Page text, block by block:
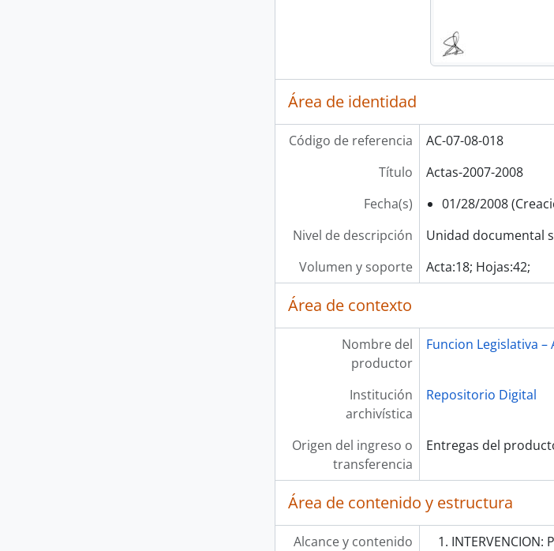
Área de identidad
Código de referencia
AC-07-08-018
Título
Actas-2007-2008
Fecha(s)
01/28/2008
Nivel de descripción
Unidad documental
Volumen y soporte
Acta:18; Hojas:42;
Área de contexto
Nombre del
productor
Funcion Legislativa
Institución
archivística
Repositorio Digital
Origen del ingreso o
transferencia
Entregas del
Área de contenido y estructura
Alcance y contenido
INTERVENCION: